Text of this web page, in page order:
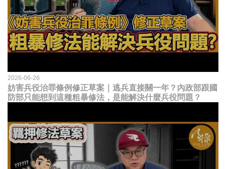
2026-06-26
妨害兵役治罪條例修正草案｜逃兵直接關一年？內政部跟國
防部只能想到這種粗暴修法，是能解決什麼兵役問題？